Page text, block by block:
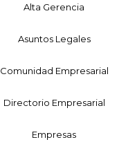
Alta Gerencia
Asuntos Legales
Comunidad Empresarial
Directorio Empresarial
Empresas